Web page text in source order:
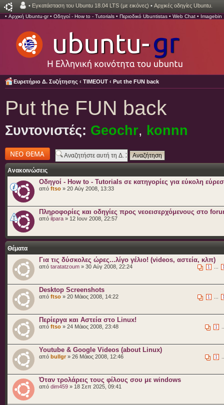
• Εγκατάσταση του Ubuntu 18.04 LTS (με εικόνες) • Αρχικές οδηγίες Ubuntu.
• Αρχική Ubuntu-gr• Οδηγοί - How to - Tutorials • Περιοδικό Ubuntistas • Web Chat • Imagebin
Ευρετήριο Δ. Συζήτησης ‹ TIMEOUT ‹ Put the FUN back
Put the FUN back
Συντονιστές: Geochr, konnn
Δημιουργία νέου
θέματος
Ανακοινώσεις
Οδηγοί - How to - Tutorials σε κατηγορίες για εύκολη
από ftso » 20 Αύγ 2008, 13:33
Πληροφορίες και οδηγίες προς νεοεισερχόμενους στο
από ilpara » 12 Ιουν 2008, 22:57
Θέματα
Για τις δύσκολες ώρες...λίγο γέλιο! (videos, αστεία, κλπ)
1
από taratatzoum » 30 Αύγ 2008, 22:24
Desktop Screenshots
1
από ftso » 20 Μάιος 2008, 14:22
Περίεργα και Αστεία στο Linux!
1
από ftso » 24 Μάιος 2008, 23:48
Youtube & Google Videos (about Linux)
1
από bullgr » 26 Μάιος 2008, 12:46
Όταν τρολάρεις τους φίλους σου με windows
από dim459 » 18 Σεπ 2025, 09:41